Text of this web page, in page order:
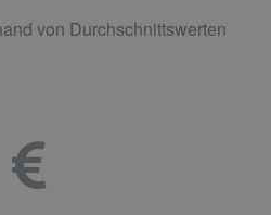
von Durchschnittswerten